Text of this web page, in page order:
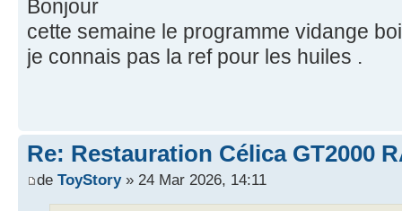
Bonjour
cette semaine le programme vidange
je connais pas la ref pour les huiles .
Re: Restauration Célica GT2000
de ToyStory» 24 Mar 2026, 14:11